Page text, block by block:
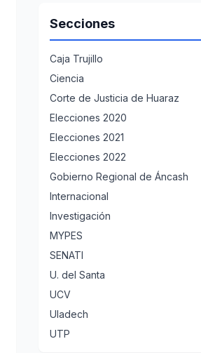
Secciones
Caja Trujillo
Ciencia
Corte de Justicia de Huaraz
Elecciones 2020
Elecciones 2021
Elecciones 2022
Gobierno Regional de Áncash
Internacional
Investigación
MYPES
SENATI
U. del Santa
UCV
Uladech
UTP